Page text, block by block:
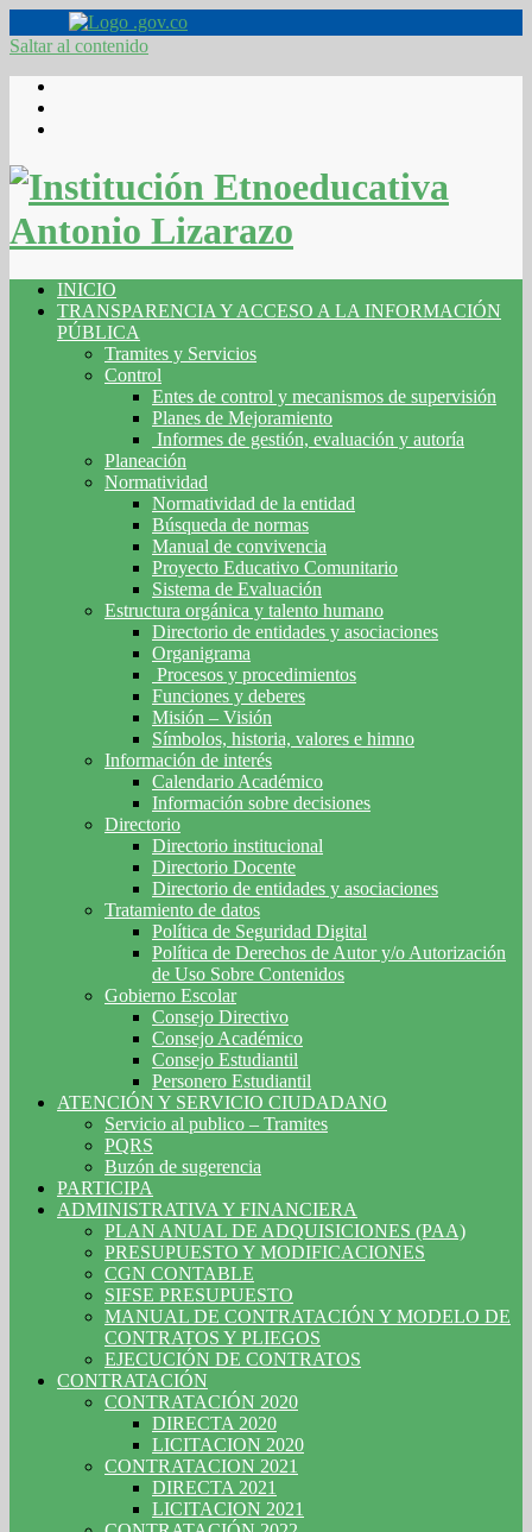
Saltar al contenido
INICIO
TRANSPARENCIA Y ACCESO A LA INFORMACIÓN
PÚBLICA
Tramites y Servicios
Control
Entes de control y mecanismos de supervisión
Planes de Mejoramiento
Informes de gestión, evaluación y autoría
Planeación
Normatividad
Normatividad de la entidad
Búsqueda de normas
Manual de convivencia
Proyecto Educativo Comunitario
Sistema de Evaluación
Estructura orgánica y talento humano
Directorio de entidades y asociaciones
Organigrama
Procesos y procedimientos
Funciones y deberes
Misión – Visión
Símbolos, historia, valores e himno
Información de interés
Calendario Académico
Información sobre decisiones
Directorio
Directorio institucional
Directorio Docente
Directorio de entidades y asociaciones
Tratamiento de datos
Política de Seguridad Digital
Política de Derechos de Autor y/o Autorización
de Uso Sobre Contenidos
Gobierno Escolar
Consejo Directivo
Consejo Académico
Consejo Estudiantil
Personero Estudiantil
ATENCIÓN Y SERVICIO CIUDADANO
Servicio al publico – Tramites
PQRS
Buzón de sugerencia
PARTICIPA
ADMINISTRATIVA Y FINANCIERA
PLAN ANUAL DE ADQUISICIONES (PAA)
PRESUPUESTO Y MODIFICACIONES
CGN CONTABLE
SIFSE PRESUPUESTO
MANUAL DE CONTRATACIÓN Y MODELO DE
CONTRATOS Y PLIEGOS
EJECUCIÓN DE CONTRATOS
CONTRATACIÓN
CONTRATACIÓN 2020
DIRECTA 2020
LICITACION 2020
CONTRATACION 2021
DIRECTA 2021
LICITACION 2021